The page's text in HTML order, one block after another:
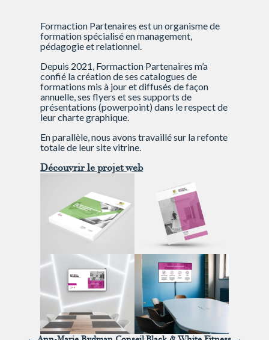
Formaction Partenaires est un organisme de
formation spécialisé en management,
pédagogie et relationnel.
Depuis 2021, Formaction Partenaires m’a
confié la création de ses catalogues de
formations mis à jour et diffusés de façon
annuelle, ses flyers et ses supports de
présentations (powerpoint) dans le respect de
leur charte graphique.
En parallèle, nous avons travaillé sur la refonte
totale de leur site vitrine.
Découvrir le projet web